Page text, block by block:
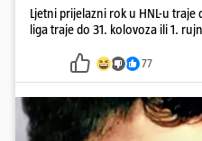
Ljetni prijelazni rok u HNL-u
liga traje do 31. kolovoza ili 1.
77